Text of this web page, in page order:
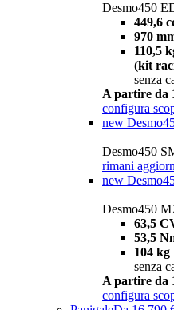
Desmo450
449,6
970
110,5
(kit
senza
A partire da
configura
new
Desmo450
rimani
new
Desmo450
63,5
53,5
104 kg
senza
A partire da
configura